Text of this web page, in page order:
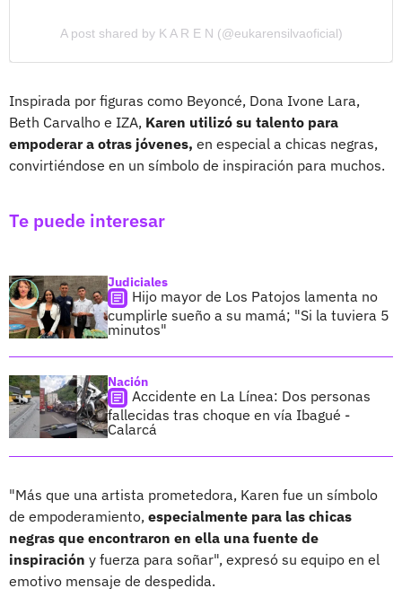
A post shared by K A R E N (@eukarensilvaoficial)
Inspirada por figuras como Beyoncé, Dona Ivone Lara,
Beth Carvalho e IZA, Karen utilizó su talento para
empoderar a otras jóvenes, en especial a chicas negras,
convirtiéndose en un símbolo de inspiración para muchos.
Te puede interesar
Judiciales
Hijo mayor de Los Patojos lamenta no
cumplirle sueño a su mamá; "Si la tuviera 5
minutos"
Nación
Accidente en La Línea: Dos personas
fallecidas tras choque en vía Ibagué -
Calarcá
"Más que una artista prometedora, Karen fue un símbolo
de empoderamiento, especialmente para las chicas
negras que encontraron en ella una fuente de
inspiración y fuerza para soñar", expresó su equipo en el
emotivo mensaje de despedida.